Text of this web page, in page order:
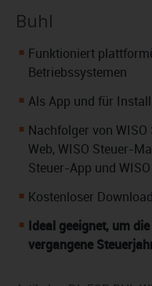
Buhl
Funktioniert
Betriebssystemen
Als App und für
Nachfolger von
Web, WISO Steuer-
Steuer-App und
Kostenloser
Ideal geeignet, um
vergangene